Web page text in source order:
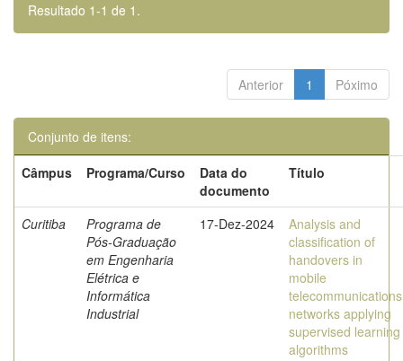
Resultado 1-1 de 1.
Anterior 1 Póximo
Conjunto de itens:
Câmpus
Programa/Curso
Data do
documento
Título
Curitiba
Programa de
Pós-Graduação
em Engenharia
Elétrica e
Informática
Industrial
17-Dez-2024
Analysis and
classification of
handovers in
mobile
telecommunications
networks applying
supervised learning
algorithms